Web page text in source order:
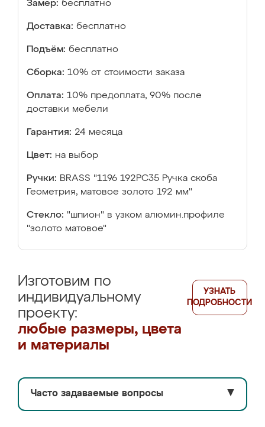
Замер: бесплатно
Доставка: бесплатно
Подъём: бесплатно
Сборка: 10% от стоимости заказа
Оплата: 10% предоплата, 90% после
доставки мебели
Гарантия: 24 месяца
Цвет: на выбор
Ручки: BRASS "1196 192PC35 Ручка скоба
Геометрия, матовое золото 192 мм"
Стекло: "шпион" в узком алюмин.профиле
"золото матовое"
Изготовим по
индивидуальному
проекту:
любые размеры, цвета
и материалы
УЗНАТЬ
ПОДРОБНОСТИ
Часто задаваемые вопросы ▼